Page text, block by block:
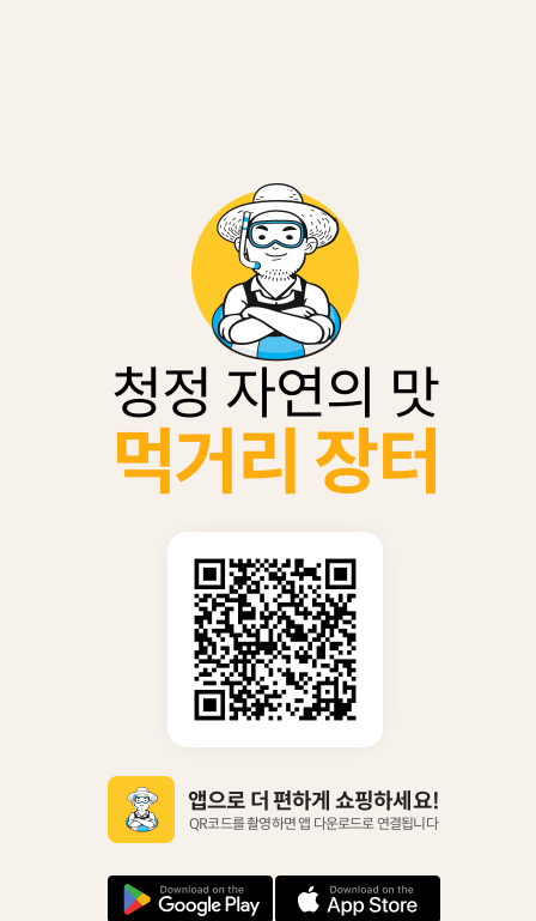
청정 자연의 맛
먹거리 장터
앱으로 더 편하게 쇼핑하세요!
QR코드를 촬영하면 앱 다운로드로 연결됩니다
안 아